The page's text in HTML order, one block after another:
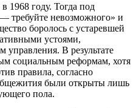
1968 году. Тогда под
требуйте невозможного» и
боролось с устаревшей
устоями,
управления. В результате
социальным реформам, хотя
правила, согласно
были открыты лишь
пола.